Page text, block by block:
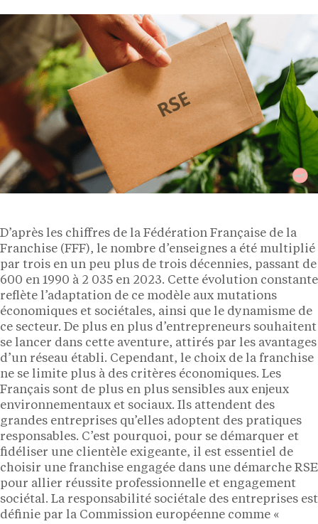
D’après les chiffres de la Fédération Française de la
Franchise (FFF), le nombre d’enseignes a été multiplié
par trois en un peu plus de trois décennies, passant de
600 en 1990 à 2 035 en 2023. Cette évolution constante
reflète l’adaptation de ce modèle aux mutations
économiques et sociétales, ainsi que le dynamisme de
ce secteur. De plus en plus d’entrepreneurs souhaitent
se lancer dans cette aventure, attirés par les avantages
d’un réseau établi. Cependant, le choix de la franchise
ne se limite plus à des critères économiques. Les
Français sont de plus en plus sensibles aux enjeux
environnementaux et sociaux. Ils attendent des
grandes entreprises qu’elles adoptent des pratiques
responsables. C’est pourquoi, pour se démarquer et
fidéliser une clientèle exigeante, il est essentiel de
choisir une franchise engagée dans une démarche RSE
pour allier réussite professionnelle et engagement
sociétal. La responsabilité sociétale des entreprises est
définie par la Commission européenne comme «